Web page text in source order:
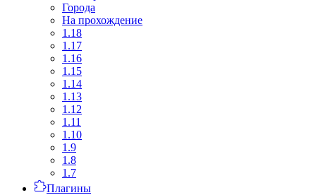
Города
На прохождение
1.18
1.17
1.16
1.15
1.14
1.13
1.12
1.11
1.10
1.9
1.8
1.7
Плагины